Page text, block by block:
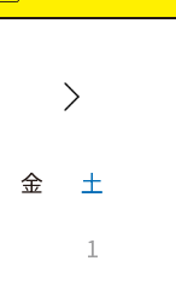
金
土
1